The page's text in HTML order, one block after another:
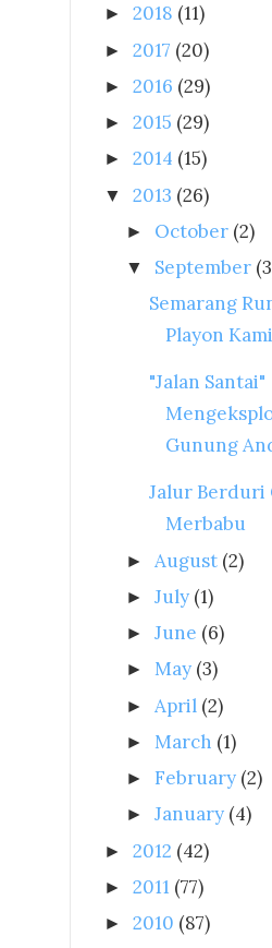
► 2018 (11)
► 2017 (20)
► 2016 (29)
► 2015 (29)
► 2014 (15)
▼ 2013 (26)
► October (2)
▼ September
Semarang
Playon
"Jalan Santai"
Gunung
Jalur Berduri
Merbabu
► August (2)
►July (1)
►June (6)
►May (3)
► April (2)
► March (1)
► February (2)
►January (4)
► 2012 (42)
► 2011 (77)
► 2010 (87)